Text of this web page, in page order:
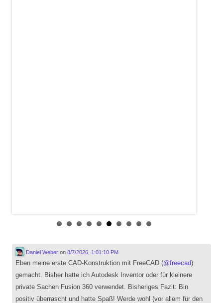
Daniel Weberon 8/7/2026, 1:01:10 PM
Eben meine erste CAD-Konstruktion mit FreeCAD (@freecad)
gemacht. Bisher hatte ich Autodesk Inventor oder für kleinere
private Sachen Fusion 360 verwendet. Bisheriges Fazit: Bin
positiv überrascht und hatte Spaß! Werde wohl (vor allem für den